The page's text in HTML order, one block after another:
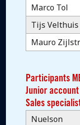
Marco Tol
Tijs Velthuis
Mauro
Participants
Junior
Sales
Nuelson